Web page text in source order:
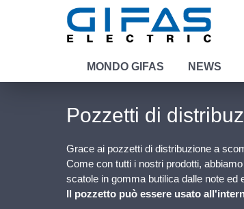
MONDO GIFAS NEWS
Pozzetti di
Grace ai pozzetti di distribuzione a
Come con tutti i nostri prodotti,
scatole in gomma butilica dalle note ed
Il pozzetto può essere usato